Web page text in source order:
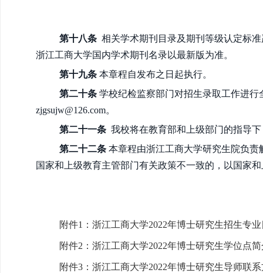
第十八条 相关学术期刊目录及期刊等级认定标
浙江工商大学国内学术期刊名录以最新版为准。
第十九条 本章程自发布之日起执行。
第二十条 学校纪检监察部门对招生录取工作进行
zjgsujw@126.com。
第二十一条 我校将在教育部和上级部门的指导
第二十二条 本章程由浙江工商大学研究生院负
国家和上级教育主管部门有关政策不一致的，以国家
附件1：浙江工商大学2022年博士研究生招生专业
附件2：浙江工商大学2022年博士研究生学位点简
附件3：浙江工商大学2022年博士研究生导师联系